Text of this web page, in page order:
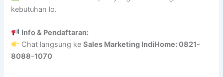
kebutuhan lo.
Info & Pendaftaran:
Chat langsung keSales Marketing IndiHome: 0821-
8088-1070